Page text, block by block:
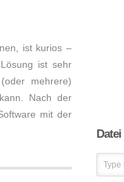
ist kurios –
ist sehr
mehrere)
Nach der
mit der